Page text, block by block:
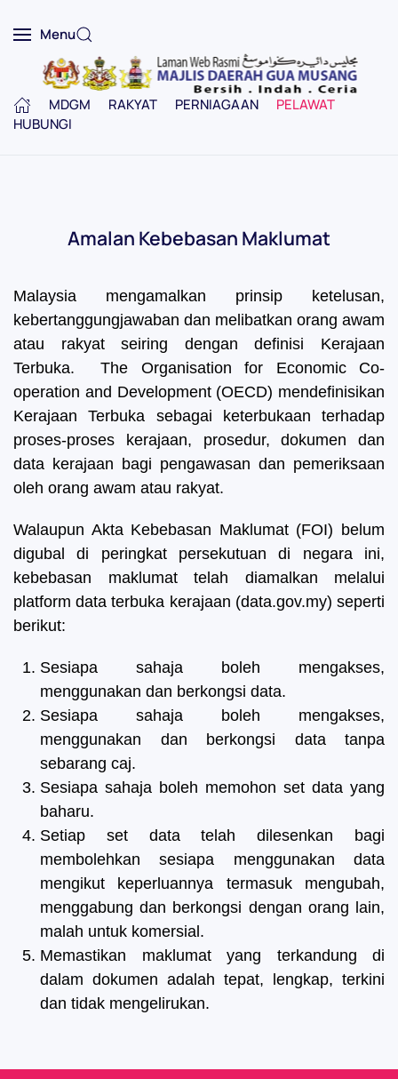
Menu
MDGM RAKYAT PERNIAGAAN
PELAWAT
HUBUNGI
Amalan Kebebasan Maklumat
Malaysia mengamalkan prinsip ketelusan,
kebertanggungjawaban dan melibatkan orang awam
atau rakyat seiring dengan definisi Kerajaan
Terbuka. The Organisation for Economic Co-
operation and Development (OECD) mendefinisikan
Kerajaan Terbuka sebagai keterbukaan terhadap
proses-proses kerajaan, prosedur, dokumen dan
data kerajaan bagi pengawasan dan pemeriksaan
oleh orang awam atau rakyat.
Walaupun Akta Kebebasan Maklumat (FOI) belum
digubal di peringkat persekutuan di negara ini,
kebebasan maklumat telah diamalkan melalui
platform data terbuka kerajaan (data.gov.my) seperti
berikut:
Sesiapa sahaja boleh mengakses,
menggunakan dan berkongsi data.
Sesiapa sahaja boleh mengakses,
menggunakan dan berkongsi data tanpa
sebarang caj.
Sesiapa sahaja boleh memohon set data yang
baharu.
Setiap set data telah dilesenkan bagi
membolehkan sesiapa menggunakan data
mengikut keperluannya termasuk mengubah,
menggabung dan berkongsi dengan orang lain,
malah untuk komersial.
Memastikan maklumat yang terkandung di
dalam dokumen adalah tepat, lengkap, terkini
dan tidak mengelirukan.